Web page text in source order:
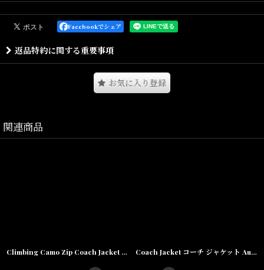
The Neptunes,N.E.R.Dのリーダーで、 シンガー、作曲家、プロデュ
ーサーなどマルチに活躍するアーティスト、Pharrell Williamsによ
ショップを展開するなど、全米・イギリスではもちろんヨーロッ
パ、アジア各国にて10カ国以上展開されております。
Facebookでシェア
返品特約に関する重要事項
お気に入り登録
関連商品
Climbing Camo Zip Coach Jacket ジップ カモ 迷彩 コーチ ジャケット Coach Jacket コーチ ジャケット Autograph Black